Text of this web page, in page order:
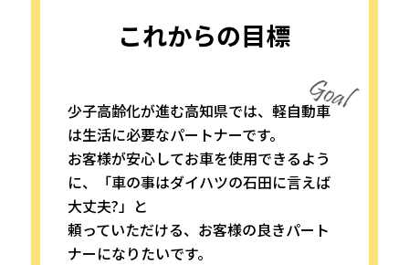
これからの目標
少子高齢化が進む高知県では、軽自動車
は生活に必要なパートナーです。
お客様が安心してお車を使用できるよう
に、「車の事はダイハツの石田に言えば
大丈夫?」と
頼っていただける、お客様の良きパート
ナーになりたいです。